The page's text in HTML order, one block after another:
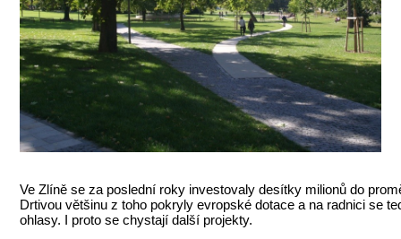
Ve Zlíně se za poslední roky investovaly desítky milionů do
Drtivou většinu z toho pokryly evropské dotace a na radnici se
ohlasy. I proto se chystají další projekty.